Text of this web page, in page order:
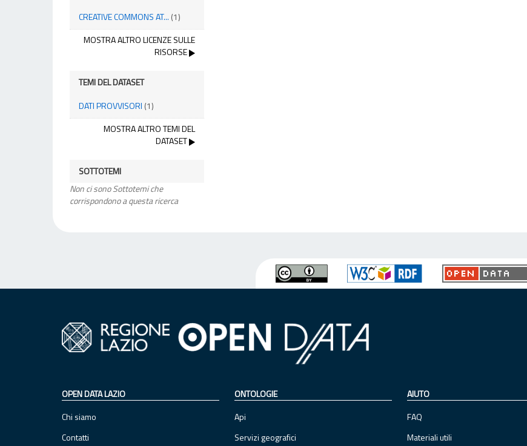
CREATIVE COMMONS AT... (1)
MOSTRA ALTRO LICENZE SULLE
RISORSE
TEMI DEL DATASET
DATI PROVVISORI (1)
MOSTRA ALTRO TEMI DEL
DATASET
SOTTOTEMI
Non ci sono Sottotemi che
corrispondono a questa ricerca
OPEN DATA LAZIO
Chi siamo
Contatti
ONTOLOGIE
Api
Servizi geografici
AIUTO
FAQ
Materiali utili